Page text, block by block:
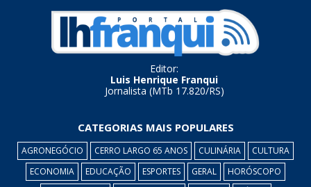
Editor:
Luis Henrique Franqui
Jornalista (MTb 17.820/RS)
CATEGORIAS MAIS POPULARES
AGRONEGÓCIO CERRO LARGO 65 ANOS CULINÁRIA
CULTURA
ECONOMIA
EDUCAÇÃO ESPORTES GERAL
HORÓSCOPO